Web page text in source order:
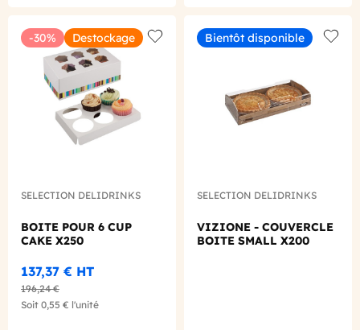
-30% Destockage
Add to wishlist
SELECTION DELIDRINKS
BOITE POUR 6 CUP
CAKE X250
137,37 € HT
196,24 €
Soit 0,55 € l'unité
Bientôt disponible
SELECTION DELIDRINKS
VIZIONE - COUVERCLE
BOITE SMALL X200